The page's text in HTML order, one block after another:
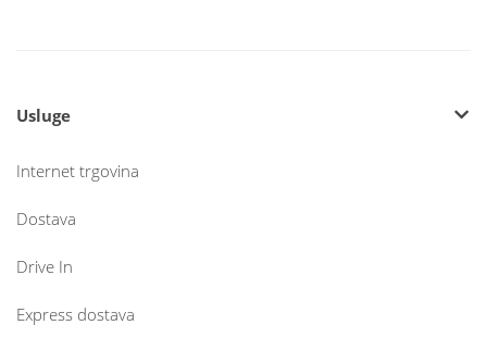
Usluge
Internet trgovina
Dostava
Drive In
Express dostava